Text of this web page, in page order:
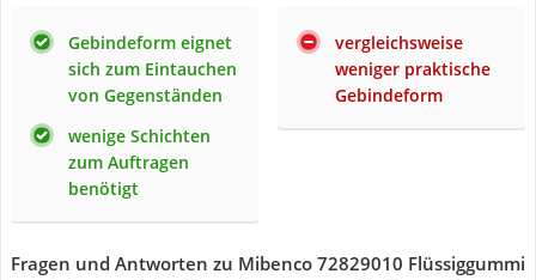
Gebindeform eignet
sich zum Eintauchen
von Gegenständen
wenige Schichten
zum Auftragen
benötigt
vergleichsweise
weniger praktische
Gebindeform
Fragen und Antworten zu Mibenco 72829010 Flüssiggummi